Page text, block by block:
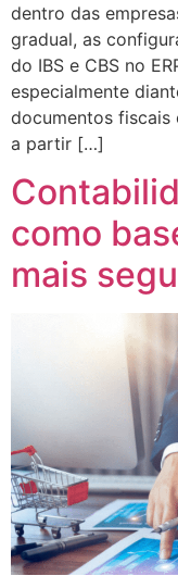
dentro das
gradual, as
do IBS e CBS no
especialmente
documentos
a partir […]
como
mais